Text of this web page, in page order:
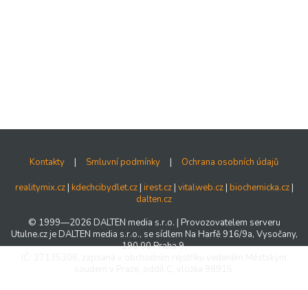
Kontakty | Smluvní podmínky | Ochrana osobních údajů
realitymix.cz| kdechcibydlet.cz| irest.cz| vitalweb.cz| biochemicka.cz|
dalten.cz
© 1999—2026 DALTEN media s.r.o. | Provozovatelem serveru
Utulne.cz je DALTEN media s.r.o., se sídlem Na Harfě 916/9a, Vysočany,
190 00 Praha 9,